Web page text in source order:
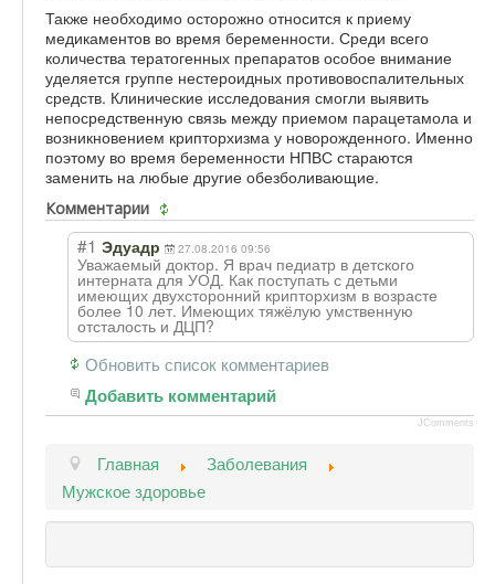
Также необходимо осторожно относится к приему
медикаментов во время беременности. Среди всего
количества тератогенных препаратов особое внимание
уделяется группе нестероидных противовоспалительных
средств. Клинические исследования смогли выявить
непосредственную связь между приемом парацетамола и
возникновением крипторхизма у новорожденного. Именно
поэтому во время беременности НПВС стараются
заменить на любые другие обезболивающие.
Комментарии
#1 Эдуадр 27.08.2016 09:56
Уважаемый доктор. Я врач педиатр в детского
интерната для УОД. Как поступать с детьми
имеющих двухсторонний крипторхизм в возрасте
более 10 лет. Имеющих тяжёлую умственную
отсталость и ДЦП?
Обновить список комментариев
Добавить комментарий
JComments
Главная
Заболевания
Мужское здоровье